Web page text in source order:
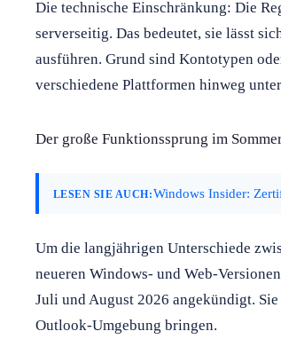
Die technische Einschränkung: Die
serverseitig. Das bedeutet, sie lässt
ausführen. Grund sind Kontotypen
verschiedene Plattformen hinweg
Der große Funktionssprung im
LESEN SIE AUCH:Windows Insider:
Um die langjährigen Unterschiede
neueren Windows- und Web-
Juli und August 2026 angekündigt.
Outlook-Umgebung bringen.